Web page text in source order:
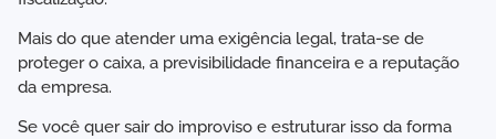
Mais do que atender uma exigência legal, trata-se de
proteger o caixa, a previsibilidade financeira e a reputação
da empresa.
Se você quer sair do improviso e estruturar isso da forma